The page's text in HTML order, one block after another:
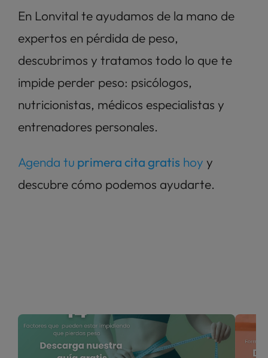
En Lonvital te ayudamos de la mano de
expertos en pérdida de peso,
descubrimos y tratamos todo lo que te
impide perder peso: psicólogos,
nutricionistas, médicos especialistas y
entrenadores personales.
Agenda tu primera cita gratis hoy y
descubre cómo podemos ayudarte.